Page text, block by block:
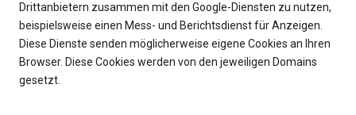
Drittanbietern zusammen mit den Google-Diensten zu nutzen,
beispielsweise einen Mess- und Berichtsdienst für Anzeigen.
Diese Dienste senden möglicherweise eigene Cookies an Ihren
Browser. Diese Cookies werden von den jeweiligen Domains
gesetzt.